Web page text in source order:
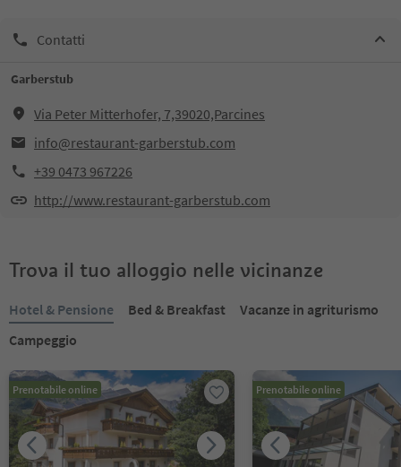
Contatti
Garberstub
Via Peter Mitterhofer, 7,39020,Parcines
info@restaurant-garberstub.com
+39 0473 967226
http://www.restaurant-garberstub.com
Trova il tuo alloggio nelle vicinanze
Hotel & Pensione Bed & Breakfast
Vacanze in agriturismo
Campeggio
Prenotabile online Prenotabile online